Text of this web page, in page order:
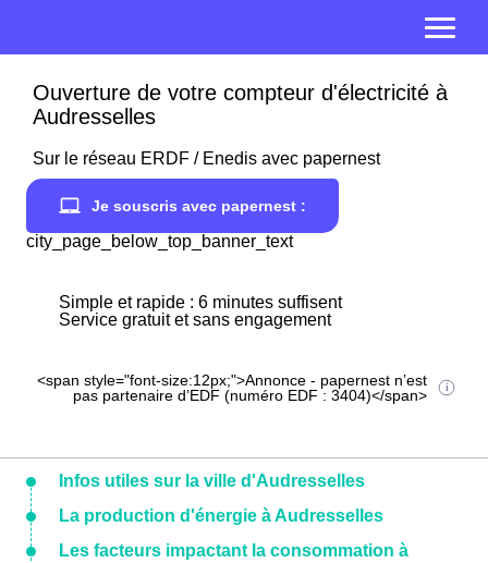
Ouverture de votre compteur d'électricité à
Audresselles
Sur le réseau ERDF / Enedis avec papernest
Je souscris avec papernest :
city_page_below_top_banner_text
Simple et rapide : 6 minutes suffisent
Service gratuit et sans engagement
<span style="font-size:12px;">Annonce - papernest n’est
pas partenaire d’EDF (numéro EDF : 3404)</span>
Infos utiles sur la ville d'Audresselles
La production d'énergie à Audresselles
Les facteurs impactant la consommation à